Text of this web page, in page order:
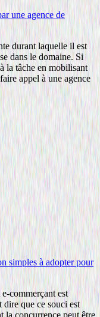
une agence de
durant laquelle il est
dans le domaine. Si
la tâche en mobilisant
appel à une agence
simples à adopter pour
commerçant est
dire que ce souci est